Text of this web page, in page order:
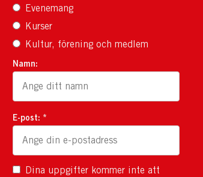
Evenemang
Kurser
Kultur, förening och medlem
Namn:
E-post: *
Dina uppgifter kommer inte att